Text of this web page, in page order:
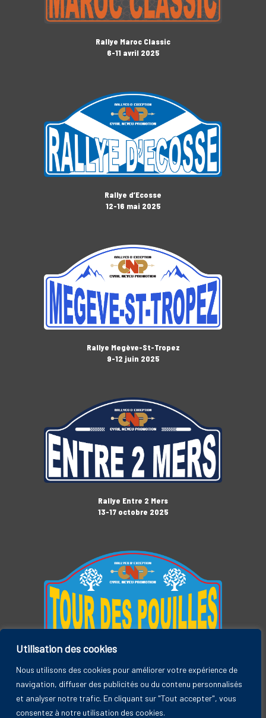
Utilisation des cookies
Nous utilisons des cookies pour améliorer votre expérience de
navigation, diffuser des publicités ou du contenu personnalisés
et analyser notre trafic. En cliquant sur "Tout accepter", vous
consentez à notre utilisation des cookies.
Rallye Maroc Classic
6-11 avril 2025
Rallye d’Ecosse
12-16 mai 2025
Rallye Megève-St-Tropez
9-12 juin 2025
Rallye Entre 2 Mers
13-17 octobre 2025
Tour des Pouilles